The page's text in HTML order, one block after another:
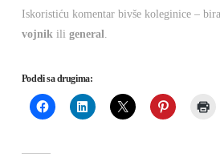
Iskoristiću komentar bivše koleginice –
vojnik ili general
Podeli sa drugima: